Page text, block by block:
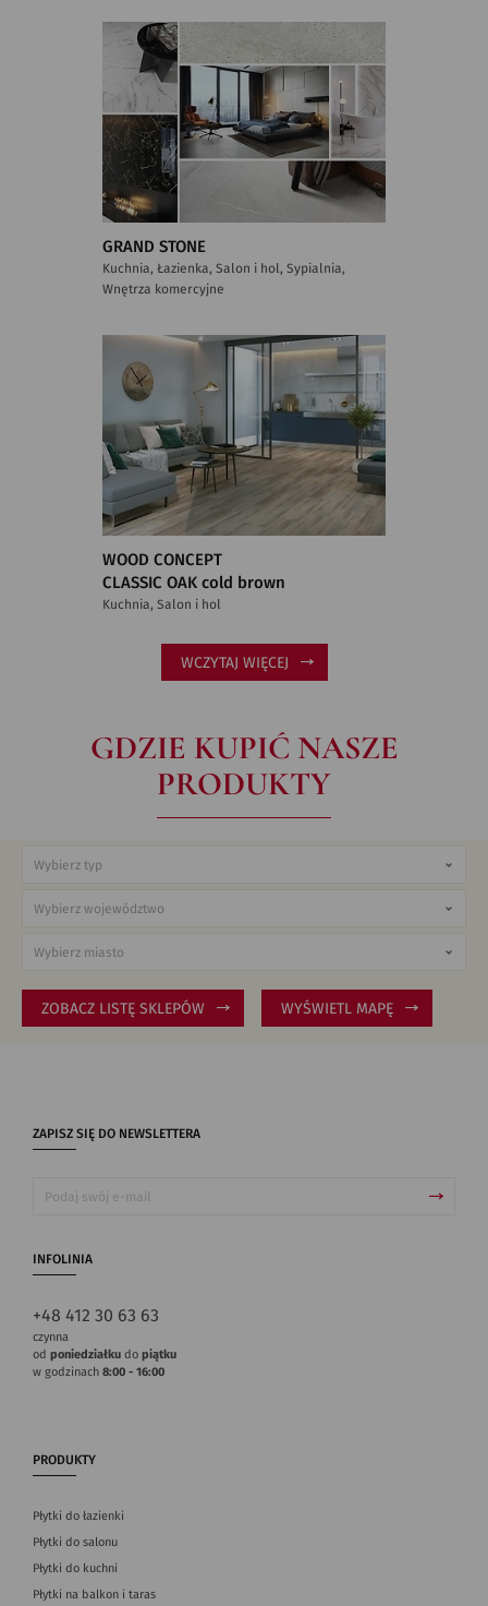
GRAND STONE
Kuchnia, Łazienka, Salon i hol, Sypialnia,
Wnętrza komercyjne
WOOD CONCEPT
CLASSIC OAK cold brown
Kuchnia, Salon i hol
WCZYTAJ WIĘCEJ
GDZIE KUPIĆ NASZE
PRODUKTY
ZOBACZ LISTĘ SKLEPÓW WYŚWIETL MAPĘ
ZAPISZ SIĘ DO NEWSLETTERA
INFOLINIA
+48 412 30 63 63
czynna
od poniedziałku do piątku
w godzinach 8:00 - 16:00
PRODUKTY
Płytki do łazienki
Płytki do salonu
Płytki do kuchni
Płytki na balkon i taras